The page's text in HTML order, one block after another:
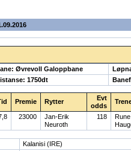
Øvrevoll Galoppbane
1750dt
Premie Rytter
Evt
odds
23000
Jan-Erik
Neuroth
118
Rune
Kalanisi (IRE)